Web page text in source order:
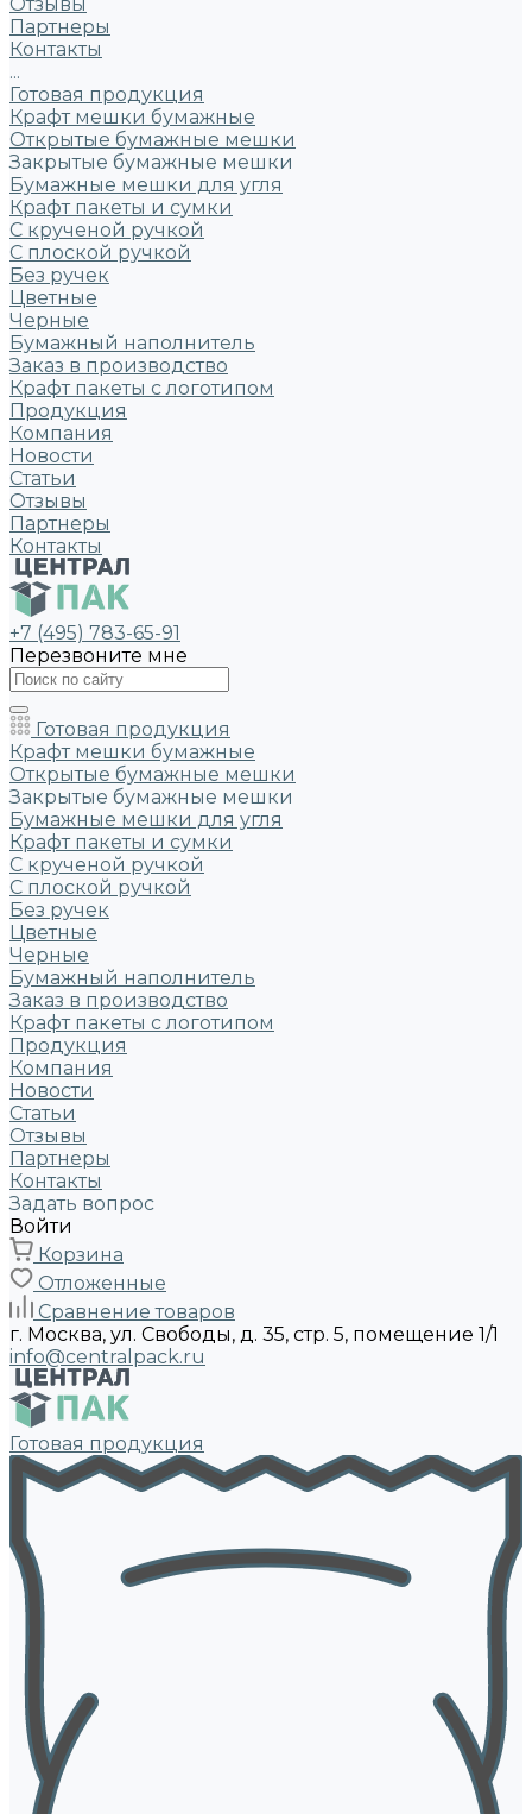
Партнеры
Контакты
...
Готовая продукция
Крафт мешки бумажные
Открытые бумажные мешки
Закрытые бумажные мешки
Бумажные мешки для угля
Крафт пакеты и сумки
С крученой ручкой
С плоской ручкой
Без ручек
Цветные
Черные
Бумажный наполнитель
Заказ в производство
Крафт пакеты с логотипом
Продукция
Компания
Новости
Статьи
Отзывы
Партнеры
Контакты
+7 (495) 783-65-91
Перезвоните мне
Готовая продукция
Крафт мешки бумажные
Открытые бумажные мешки
Закрытые бумажные мешки
Бумажные мешки для угля
Крафт пакеты и сумки
С крученой ручкой
С плоской ручкой
Без ручек
Цветные
Черные
Бумажный наполнитель
Заказ в производство
Крафт пакеты с логотипом
Продукция
Компания
Новости
Статьи
Отзывы
Партнеры
Контакты
Задать вопрос
Войти
Корзина
Отложенные
Сравнение товаров
г. Москва, ул. Свободы, д. 35, стр. 5, помещение 1/1
info@centralpack.ru
Готовая продукция